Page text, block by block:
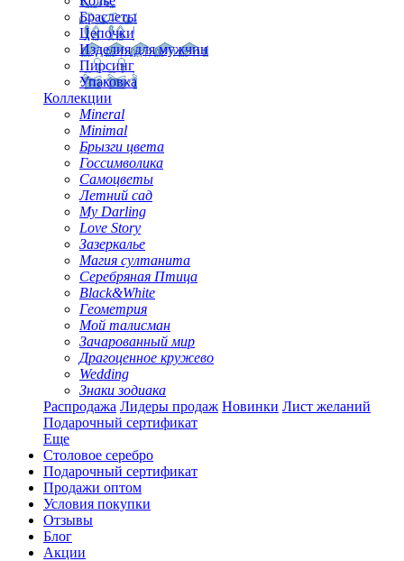
Браслеты
Цепочки
Изделия для мужчин
Пирсинг
Упаковка
Коллекции
Mineral
Minimal
Брызги цвета
Госсимволика
Самоцветы
Летний сад
My Darling
Love Story
Зазеркалье
Магия султанита
Серебряная Птица
Black&White
Геометрия
Мой талисман
Зачарованный мир
Драгоценное кружево
Wedding
Знаки зодиака
Распродажа Лидеры продаж Новинки Лист желаний
Подарочный сертификат
Еще
Столовое серебро
Подарочный сертификат
Продажи оптом
Условия покупки
Отзывы
Блог
Акции